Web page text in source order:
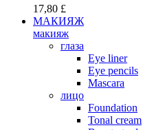
17,80 £
МАКИЯЖ
макияж
глаза
Eye liner
Eye pencils
Mascara
лицо
Foundation
Tonal cream